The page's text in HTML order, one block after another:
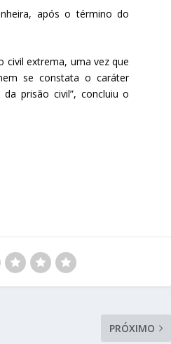
após o término do
civil extrema, uma vez que
se constata o caráter
prisão civil”, concluiu o
PRÓXIMO